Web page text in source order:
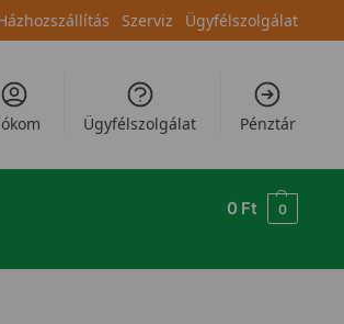
Szerviz Ügyfélszolgálat
Ügyfélszolgálat Pénztár
0 Ft 0